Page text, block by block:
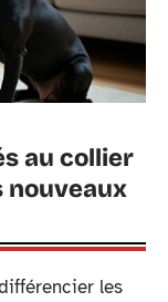
au collier
nouveaux
les